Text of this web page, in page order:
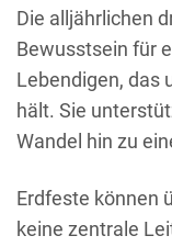
Die alljährlichen
Bewusstsein für
Lebendigen, das
hält. Sie
Wandel hin zu
Erdfeste können
keine zentrale